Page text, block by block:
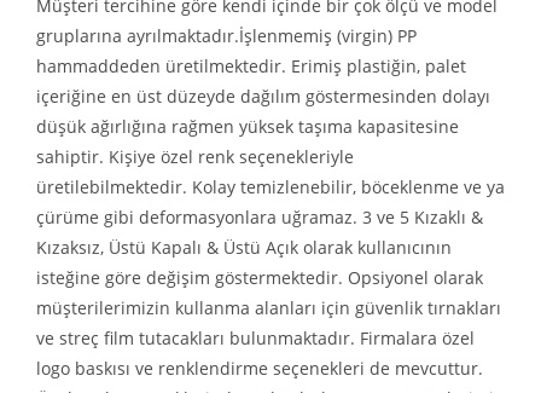
Müşteri tercihine göre kendi içinde bir çok ölçü ve model
gruplarına ayrılmaktadır.İşlenmemiş (virgin) PP
hammaddeden üretilmektedir. Erimiş plastiğin, palet
içeriğine en üst düzeyde dağılım göstermesinden dolayı
düşük ağırlığına rağmen yüksek taşıma kapasitesine
sahiptir. Kişiye özel renk seçenekleriyle
üretilebilmektedir. Kolay temizlenebilir, böceklenme ve ya
çürüme gibi deformasyonlara uğramaz. 3 ve 5 Kızaklı &
Kızaksız, Üstü Kapalı & Üstü Açık olarak kullanıcının
isteğine göre değişim göstermektedir. Opsiyonel olarak
müşterilerimizin kullanma alanları için güvenlik tırnakları
ve streç film tutacakları bulunmaktadır. Firmalara özel
logo baskısı ve renklendirme seçenekleri de mevcuttur.